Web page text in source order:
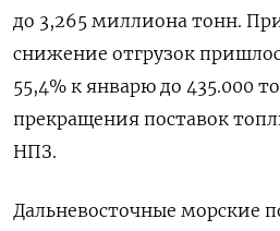
до 3,265 миллиона тонн.
снижение отгрузок
55,4% к январю до 435.000
прекращения поставок
НПЗ.
Дальневосточные морские